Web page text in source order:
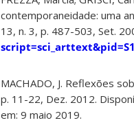
contemporaneidade: uma
13, n. 3, p. 487-503, Set.
MACHADO, J. Reflexões
p. 11-22, Dez. 2012.
em: 9 maio 2019.